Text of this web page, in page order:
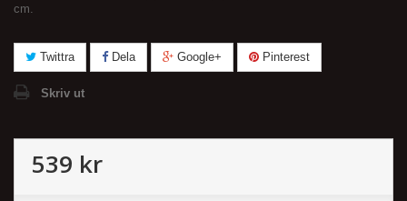
cm.
Twittra Dela Google+ Pinterest
Skriv ut
539 kr